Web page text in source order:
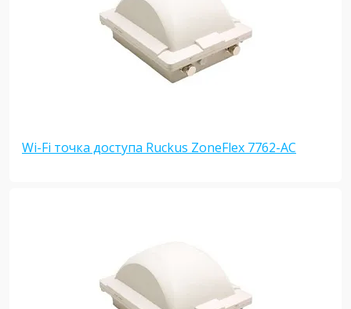
Wi-Fi точка доступа Ruckus ZoneFlex 7762-AC